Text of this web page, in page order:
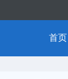
首页